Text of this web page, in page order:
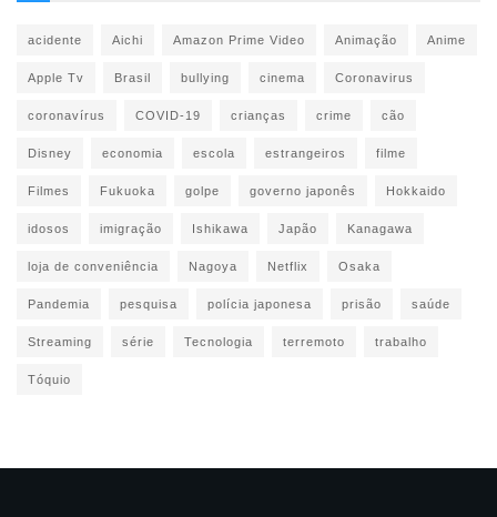
acidente Aichi Amazon Prime Video Animação Anime
Apple Tv Brasil bullying cinema Coronavirus
coronavírus COVID-19 crianças crime cão
Disney economia escola estrangeiros filme
Filmes Fukuoka golpe governo japonês Hokkaido
idosos imigração Ishikawa Japão Kanagawa
loja de conveniência Nagoya Netflix Osaka
Pandemia pesquisa polícia japonesa prisão saúde
Streaming série Tecnologia terremoto trabalho
Tóquio